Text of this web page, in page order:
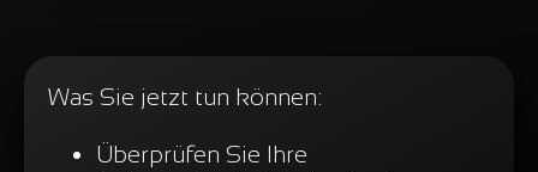
Was Sie jetzt tun können:
Überprüfen Sie Ihre